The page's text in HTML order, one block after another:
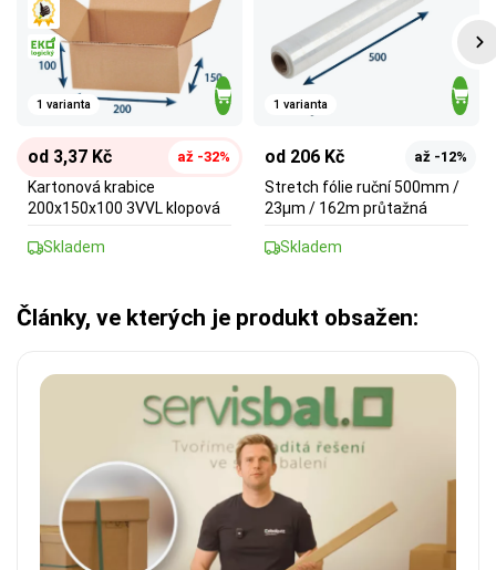
1 varianta
od 3,37 Kč až -32%
Kartonová krabice
200x150x100 3VVL klopová
Skladem
1 varianta
od 206 Kč až -12%
Stretch fólie ruční 500mm /
23µm / 162m průtažná
Skladem
Články, ve kterých je produkt obsažen: